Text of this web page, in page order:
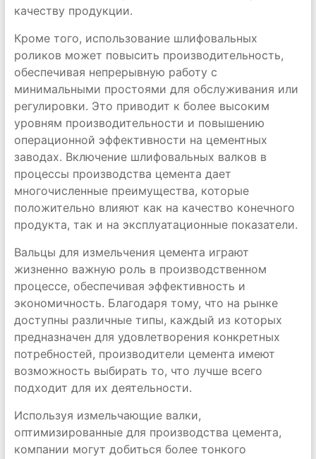
качеству продукции.
Кроме того, использование шлифовальных
роликов может повысить производительность,
обеспечивая непрерывную работу с
минимальными простоями для обслуживания или
регулировки. Это приводит к более высоким
уровням производительности и повышению
операционной эффективности на цементных
заводах. Включение шлифовальных валков в
процессы производства цемента дает
многочисленные преимущества, которые
положительно влияют как на качество конечного
продукта, так и на эксплуатационные показатели.
Вальцы для измельчения цемента играют
жизненно важную роль в производственном
процессе, обеспечивая эффективность и
экономичность. Благодаря тому, что на рынке
доступны различные типы, каждый из которых
предназначен для удовлетворения конкретных
потребностей, производители цемента имеют
возможность выбирать то, что лучше всего
подходит для их деятельности.
Используя измельчающие валки,
оптимизированные для производства цемента,
компании могут добиться более тонкого